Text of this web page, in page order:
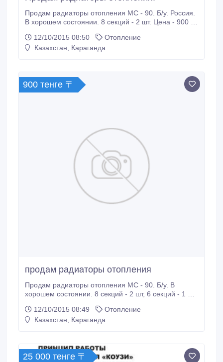
Продам радиаторы отопления МС - 90. Б/у. Россия.
В хорошем состоянии. 8 секций - 2 шт. Цена - 900 за
12/10/2015 08:50
Отопление
Казахстан, Караганда
900 тенге 〒
продам радиаторы отопления
Продам радиаторы отопления МС - 90. Б/у. В
хорошем состоянии. 8 секций - 2 шт, 6 секций - 1 шт,
12/10/2015 08:49
Отопление
Казахстан, Караганда
25 000 тенге 〒